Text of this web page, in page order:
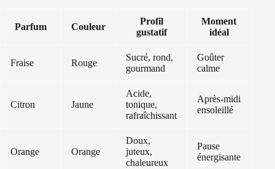
Parfum Couleur
Profil
gustatif
Moment
idéal
Fraise Rouge
Sucré, rond,
gourmand
Goûter
calme
Citron Jaune
Acide,
tonique,
rafraîchissant
Après-midi
ensoleillé
Orange Orange
Doux,
juteux,
chaleureux
Pause
énergisante